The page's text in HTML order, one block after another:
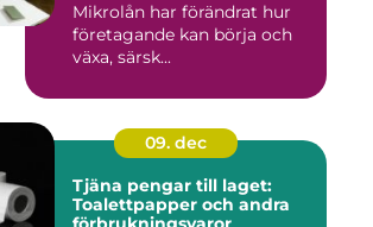
Mikrolån har förändrat hur
företagande kan börja och
växa, särsk...
09. dec
Tjäna pengar till laget:
Toalettpapper och andra